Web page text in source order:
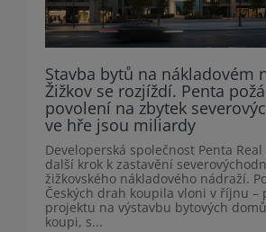
Stavba bytů na nákladovém
Žižkov se rozjíždí. Penta
povolení na zbytek
ve hře jsou miliardy
Developerská společnost Penta
další krok k zastavění
žižkovského nákladového nádraží.
Českých drah koupila vloni v říjnu –
projektu na výstavbu bytových
koupi, s...